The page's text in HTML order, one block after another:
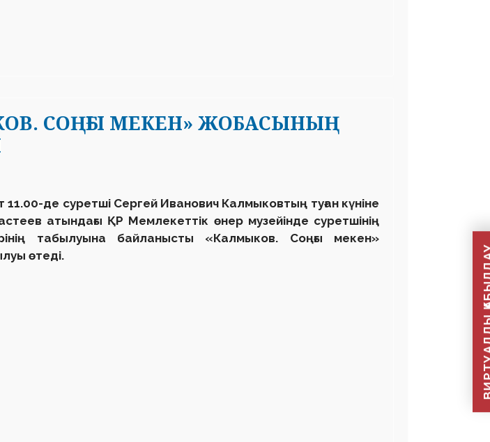
СОҢҒЫ МЕКЕН» ЖОБАСЫНЫҢ
11.00-де суретші Сергей Иванович Калмыковтың туған күніне
атындағы ҚР Мемлекеттік өнер музейінде суретшінің
табылуына байланысты «Калмыков. Соңғы мекен»
өтеді.